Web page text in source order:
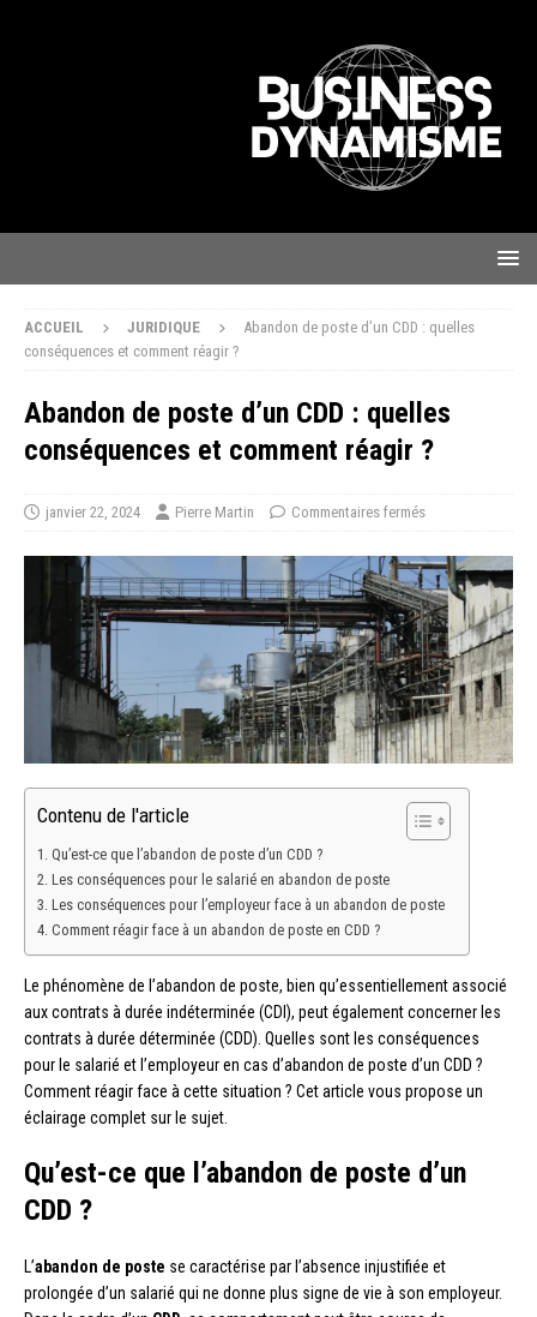
ACCUEIL JURIDIQUE
Abandon de poste d’un CDD : quelles
conséquences et comment réagir ?
Abandon de poste d’un CDD : quelles
conséquences et comment réagir ?
janvier 22, 2024 Pierre Martin Commentaires fermés
Contenu de l'article
Qu’est-ce que l’abandon de poste d’un CDD ?
Les conséquences pour le salarié en abandon de poste
Les conséquences pour l’employeur face à un abandon de poste
Comment réagir face à un abandon de poste en CDD ?
Le phénomène de l’abandon de poste, bien qu’essentiellement associé
aux contrats à durée indéterminée (CDI), peut également concerner les
contrats à durée déterminée (CDD). Quelles sont les conséquences
pour le salarié et l’employeur en cas d’abandon de poste d’un CDD ?
Comment réagir face à cette situation ? Cet article vous propose un
éclairage complet sur le sujet.
Qu’est-ce que l’abandon de poste d’un
CDD ?
L’abandon de poste se caractérise par l’absence injustifiée et
prolongée d’un salarié qui ne donne plus signe de vie à son employeur.